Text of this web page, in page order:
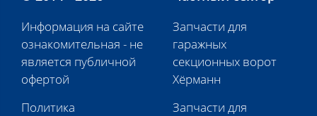
Информация на сайте
ознакомительная - не
является публичной
офертой
Политика
Запчасти для
гаражных
секционных ворот
Хёрманн
Запчасти для